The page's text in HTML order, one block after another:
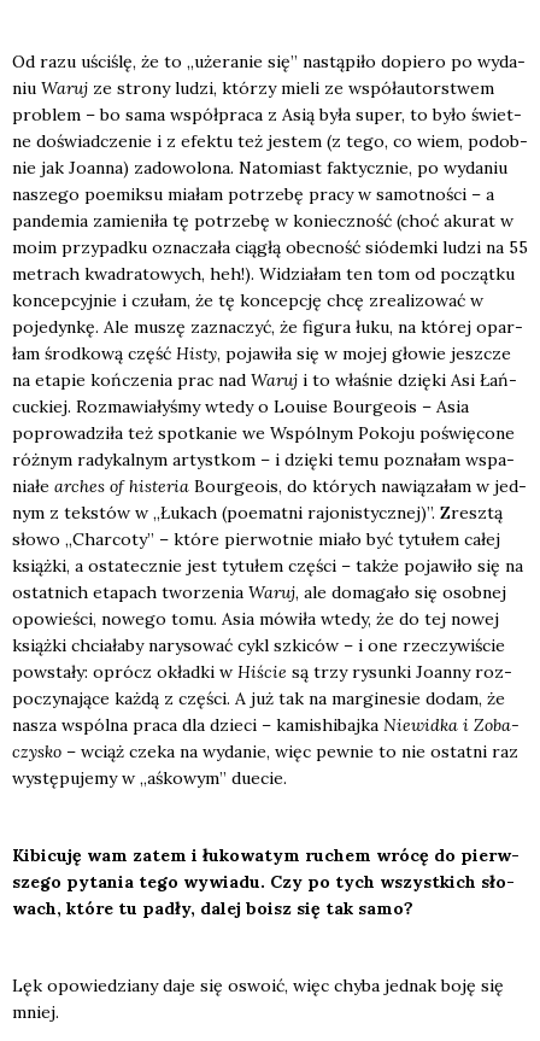
Od razu uści­ślę, że to „uże­ra­nie się” nastą­pi­ło dopie­ro po wyda­
niu Waruj ze stro­ny ludzi, któ­rzy mie­li ze współ­au­tor­stwem
pro­blem – bo sama współ­pra­ca z Asią była super, to było świet­
ne doświad­cze­nie i z efek­tu też jestem (z tego, co wiem, podob­
nie jak Joan­na) zado­wo­lo­na. Nato­miast fak­tycz­nie, po wyda­niu
nasze­go poemik­su mia­łam potrze­bę pra­cy w samot­no­ści – a
pan­de­mia zamie­ni­ła tę potrze­bę w koniecz­ność (choć aku­rat w
moim przy­pad­ku ozna­cza­ła cią­głą obec­ność sió­dem­ki ludzi na 55
metrach kwa­dra­to­wych, heh!). Widzia­łam ten tom od począt­ku
kon­cep­cyj­nie i czu­łam, że tę kon­cep­cję chcę zre­ali­zo­wać w
poje­dyn­kę. Ale muszę zazna­czyć, że figu­ra łuku, na któ­rej opar­
łam środ­ko­wą część Histy, poja­wi­ła się w mojej gło­wie jesz­cze
na eta­pie koń­cze­nia prac nad Waruj i to wła­śnie dzię­ki Asi Łań­
cuc­kiej. Roz­ma­wia­ły­śmy wte­dy o Louise Bour­ge­ois – Asia
popro­wa­dzi­ła też spo­tka­nie we Wspól­nym Poko­ju poświę­co­ne
róż­nym rady­kal­nym artyst­kom – i dzię­ki temu pozna­łam wspa­
nia­łe arches of histe­ria Bour­ge­ois, do któ­rych nawią­za­łam w jed­
nym z tek­stów w „Łukach (poemat­ni rajo­ni­stycz­nej)”. Zresz­tą
sło­wo „Char­co­ty” – któ­re pier­wot­nie mia­ło być tytu­łem całej
książ­ki, a osta­tecz­nie jest tytu­łem czę­ści – tak­że poja­wi­ło się na
ostat­nich eta­pach two­rze­nia Waruj, ale doma­ga­ło się osob­nej
opo­wie­ści, nowe­go tomu. Asia mówi­ła wte­dy, że do tej nowej
książ­ki chcia­ła­by nary­so­wać cykl szki­ców – i one rze­czy­wi­ście
powsta­ły: oprócz okład­ki w Hiście są trzy rysun­ki Joan­ny roz­
po­czy­na­ją­ce każ­dą z czę­ści. A już tak na mar­gi­ne­sie dodam, że
nasza wspól­na pra­ca dla dzie­ci – kami­shi­baj­ka Nie­wid­ka i Zoba­
czy­sko – wciąż cze­ka na wyda­nie, więc pew­nie to nie ostat­ni raz
wystę­pu­je­my w „aśko­wym” duecie.
Kibi­cu­ję wam zatem i łuko­wa­tym ruchem wró­cę do pierw­
sze­go pyta­nia tego wywia­du. Czy po tych wszyst­kich sło­
wach, któ­re tu padły, dalej boisz się tak samo?
Lęk opo­wie­dzia­ny daje się oswo­ić, więc chy­ba jed­nak boję się
mniej.